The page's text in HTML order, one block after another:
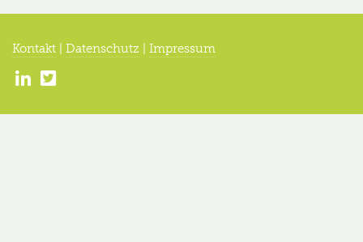
Kontakt Datenschutz Impressum